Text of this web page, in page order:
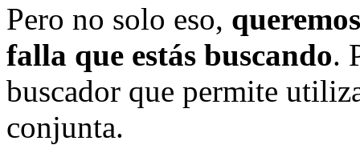
Pero no solo eso,
falla que estás buscando.
buscador que permite
conjunta.